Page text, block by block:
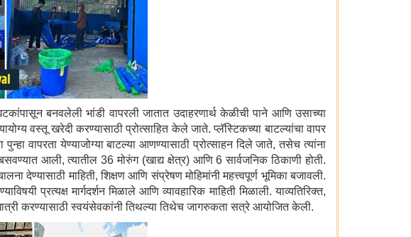
बनवलेली भांडी वापरली जातात उदाहरणार्थ केळीची पाने आणि उसाच्या
वस्तू खरेदी करण्यासाठी प्रोत्साहित केले जाते. प्लॅस्टिकच्या बाटल्यांचा वापर
वापरता येण्याजोग्या बाटल्या आणण्यासाठी प्रोत्साहन दिले जाते, तसेच त्यांना
आली, त्यातील 36 मोरुंग (खाद्य क्षेत्र) आणि 6 सार्वजनिक ठिकाणी होती.
देण्यासाठी माहिती, शिक्षण आणि संप्रेषण मोहिमांनी महत्त्वपूर्ण भूमिका बजावली.
प्रत्यक्ष मार्गदर्शन मिळाले आणि व्यावहारिक माहिती मिळाली. याव्यतिरिक्त,
करण्यासाठी स्वयंसेवकांनी तिथल्या तिथेच जागरुकता सत्रे आयोजित केली.